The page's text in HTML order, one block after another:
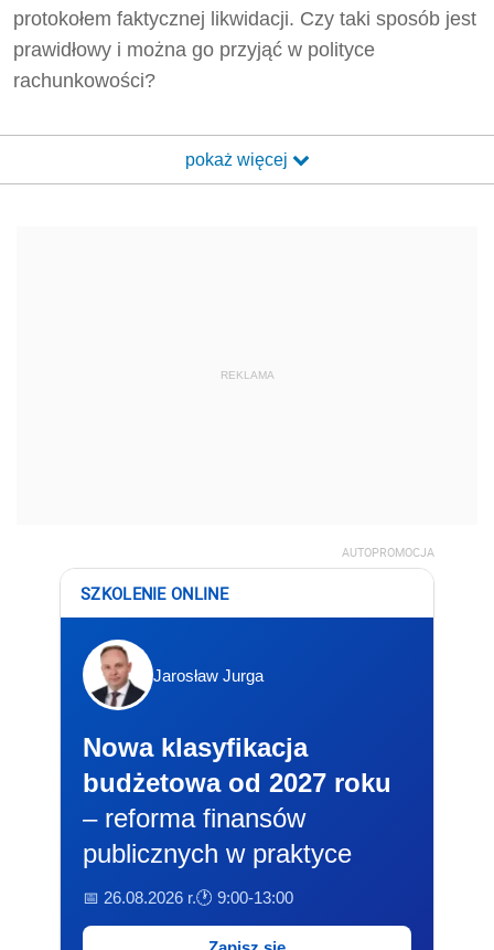
protokołem faktycznej likwidacji. Czy taki sposób jest
prawidłowy i można go przyjąć w polityce
rachunkowości?
pokaż więcej
REKLAMA
AUTOPROMOCJA
SZKOLENIE ONLINE
Jarosław Jurga
Nowa klasyfikacja
budżetowa od 2027 roku
– reforma finansów
publicznych w praktyce
📅 26.08.2026 r.🕐 9:00-13:00